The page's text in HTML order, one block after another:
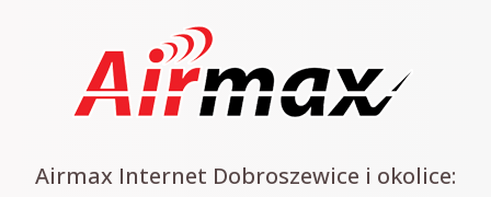
Airmax Internet Dobroszewice i okolice: